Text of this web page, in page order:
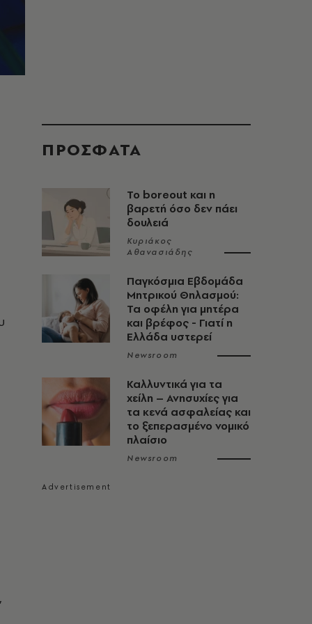
ΠΡΟΣΦΑΤΑ
Το boreout και η
βαρετή όσο δεν πάει
δουλειά
Κυριάκος
Αθανασιάδης
Παγκόσμια Εβδομάδα
Μητρικού Θηλασμού:
Τα οφέλη για μητέρα
και βρέφος - Γιατί η
Ελλάδα υστερεί
Newsroom
Καλλυντικά για τα
χείλη – Ανησυχίες για
τα κενά ασφαλείας και
το ξεπερασμένο νομικό
πλαίσιο
Newsroom